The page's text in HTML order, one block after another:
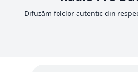
Difuzăm folclor autentic din